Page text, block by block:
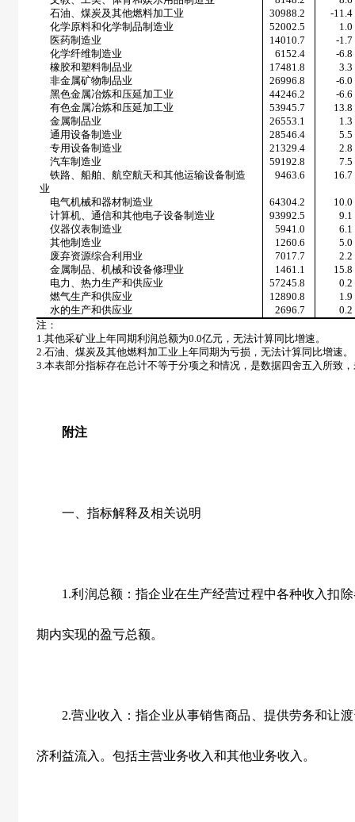
石油、煤炭及其他燃料加工业
30988.2
-11.4
化学原料和化学制品制造业
52002.5
1.0
医药制造业
14010.7
-1.7
化学纤维制造业
6152.4
-6.8
橡胶和塑料制品业
17481.8
3.3
非金属矿物制品业
26996.8
-6.0
黑色金属冶炼和压延加工业
44246.2
-6.6
有色金属冶炼和压延加工业
53945.7
13.8
金属制品业
26553.1
1.3
通用设备制造业
28546.4
5.5
专用设备制造业
21329.4
2.8
汽车制造业
59192.8
7.5
铁路、船舶、航空航天和其他运输设备制造
业
9463.6 16.7
电气机械和器材制造业 64304.2
10.0
计算机、通信和其他电子设备制造业
93992.5
9.1
仪器仪表制造业
5941.0
6.1
其他制造业
1260.6
5.0
废弃资源综合利用业
7017.7
2.2
金属制品、机械和设备修理业
1461.1
15.8
电力、热力生产和供应业
57245.8
0.2
燃气生产和供应业
12890.8
1.9
水的生产和供应业
2696.7
0.2
注：
1.其他采矿业上年同期利润总额为0.0亿元，无法计算同比增速。
2.石油、煤炭及其他燃料加工业上年同期为亏损，无法计算同比增速。
3.本表部分指标存在总计不等于分项之和情况，是数据四舍五入所致
附注
一、指标解释及相关说明
1.利润总额：指企业在生产经营过程中各种收入扣除
期内实现的盈亏总额。
2.营业收入：指企业从事销售商品、提供劳务和让渡
济利益流入。包括主营业务收入和其他业务收入。